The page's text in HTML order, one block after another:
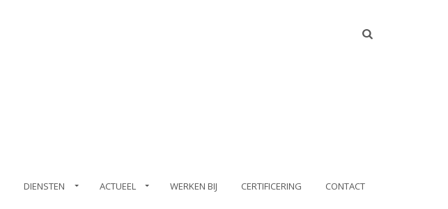
DIENSTEN ACTUEEL WERKEN BIJ CERTIFICERING CONTACT